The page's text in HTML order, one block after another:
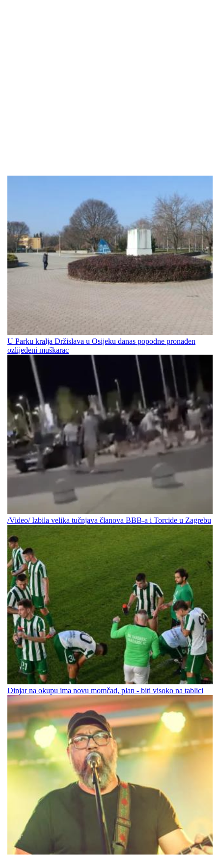
U Parku kralja Držislava u Osijeku danas popodne pronađen
ozlijeđeni muškarac
/Video/ Izbila velika tučnjava članova BBB-a i Torcide u Zagrebu
Dinjar na okupu ima novu momčad, plan - biti visoko na tablici